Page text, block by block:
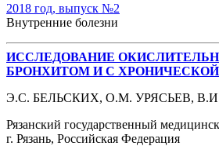
2018 год, выпуск №2
Внутренние болезни
ИССЛЕДОВАНИЕ
БРОНХИТОМ И С
Э.С. БЕЛЬСКИХ, О.М. УРЯСЬЕВ,
Рязанский государственный
г. Рязань, Российская Федерация